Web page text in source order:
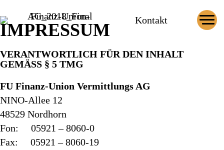
Inhalt
springen
Kontakt
IMPRESSUM
VERANTWORTLICH FÜR DEN INHALT
GEMÄSS § 5 TMG
FU Finanz-Union Vermittlungs AG
NINO-Allee 12
48529 Nordhorn
Fon: 05921 – 8060-0
Fax: 05921 – 8060-19